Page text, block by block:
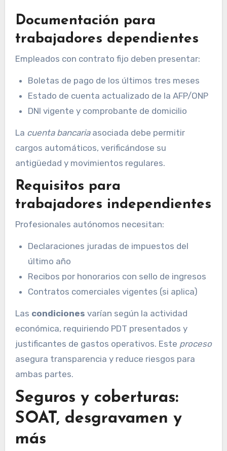
Documentación para
trabajadores dependientes
Empleados con contrato fijo deben presentar:
Boletas de pago de los últimos tres meses
Estado de cuenta actualizado de la AFP/ONP
DNI vigente y comprobante de domicilio
La cuenta bancariaasociada debe permitir
cargos automáticos, verificándose su
antigüedad y movimientos regulares.
Requisitos para
trabajadores independientes
Profesionales autónomos necesitan:
Declaraciones juradas de impuestos del
último año
Recibos por honorarios con sello de ingresos
Contratos comerciales vigentes (si aplica)
Las condiciones varían según la actividad
económica, requiriendo PDT presentados y
justificantes de gastos operativos. Este proceso
asegura transparencia y reduce riesgos para
ambas partes.
Seguros y coberturas:
SOAT, desgravamen y
más